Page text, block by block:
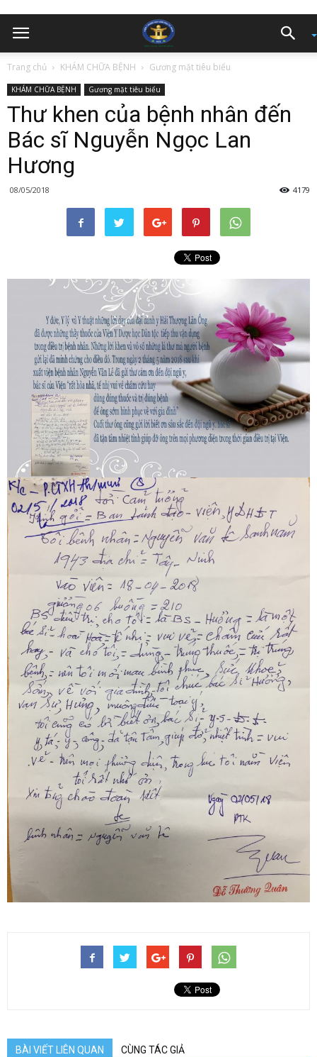
Trang chủ KHÁM CHỮA BỆNH Gương mặt tiêu biểu
KHÁM CHỮA BỆNH Gương mặt tiêu biểu
Thư khen của bệnh nhân đến
Bác sĩ Nguyễn Ngọc Lan
Hương
08/05/2018 4179
BÀI VIẾT LIÊN QUAN CÙNG TÁC GIẢ